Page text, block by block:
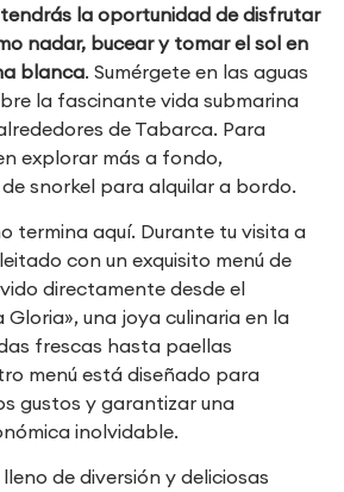
tendrás la oportunidad de disfrutar
nadar, bucear y tomar el sol en
blanca. Sumérgete en las aguas
la fascinante vida submarina
de Tabarca. Para
explorar más a fondo,
snorkel para alquilar a bordo.
termina aquí. Durante tu visita a
con un exquisito menú de
directamente desde el
una joya culinaria en la
frescas hasta paellas
menú está diseñado para
gustos y garantizar una
inolvidable.
de diversión y deliciosas